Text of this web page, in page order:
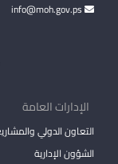
الإدارات العامة
التعاون الدولي
الشؤون الإدارية